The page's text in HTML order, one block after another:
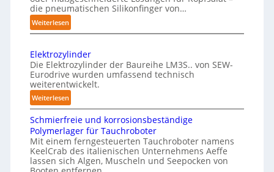
o
P
s
a
l
A
I
a
I
t
l
e
n
z
e
r
a
z
i
n
-
B
e
l
d
u
n
g
f
ü
die pneumatischen Silikonfinger von…
Weiterlesen:
S
n
s
i
b
l
i
n
g
Elektrozylinder
Die Elektrozylinder der Baureihe LM3S.. von SEW-
Eurodrive wurden umfassend technisch
weiterentwickelt.
Weiterlesen:
E
l
e
k
t
r
Schmierfreie und korrosionsbeständige
Polymerlager für Tauchroboter
Mit einem ferngesteuerten Tauchroboter namens
KeelCrab des italienischen Unternehmens Aeffe
lassen sich Algen, Muscheln und Seepocken von